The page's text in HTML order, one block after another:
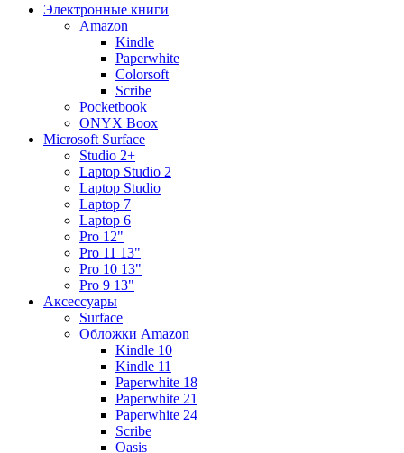
Электронные книги
Amazon
Kindle
Paperwhite
Colorsoft
Scribe
Pocketbook
ONYX Boox
Microsoft Surface
Studio 2+
Laptop Studio 2
Laptop Studio
Laptop 7
Laptop 6
Pro 12"
Pro 11 13"
Pro 10 13"
Pro 9 13"
Аксессуары
Surface
Обложки Amazon
Kindle 10
Kindle 11
Paperwhite 18
Paperwhite 21
Paperwhite 24
Scribe
Oasis